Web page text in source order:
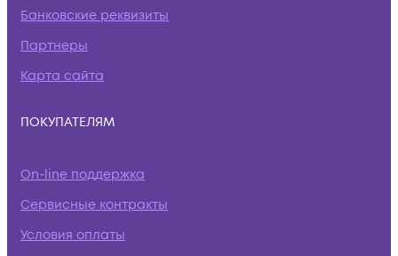
Банковские реквизиты
Партнеры
Карта сайта
ПОКУПАТЕЛЯМ
On-line поддержка
Сервисные контракты
Условия оплаты